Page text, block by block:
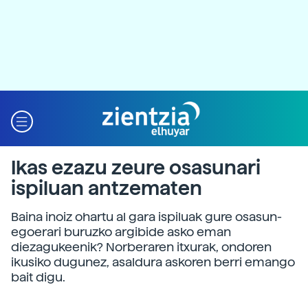
Ikas ezazu zeure osasunari
ispiluan antzematen
Baina inoiz ohartu al gara ispiluak gure osasun-
egoerari buruzko argibide asko eman
diezagukeenik? Norberaren itxurak, ondoren
ikusiko dugunez, asaldura askoren berri emango
bait digu.